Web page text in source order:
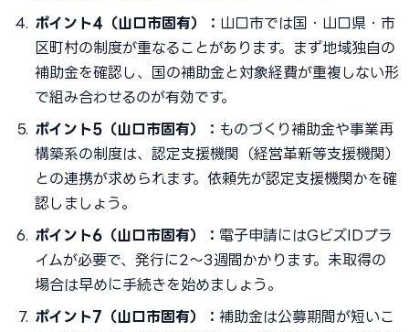
ポイント4（山口市固有）： 山口市では国・山口県・市
区町村の制度が重なることがあります。まず地域独自の
補助金を確認し、国の補助金と対象経費が重複しない形
で組み合わせるのが有効です。
ポイント5（山口市固有）： ものづくり補助金や事業再
構築系の制度は、認定支援機関（経営革新等支援機関）
との連携が求められます。依頼先が認定支援機関かを確
認しましょう。
ポイント6（山口市固有）： 電子申請にはGビズIDプラ
イムが必要で、発行に2〜3週間かかります。未取得の
場合は早めに手続きを始めましょう。
ポイント7（山口市固有）： 補助金は公募期間が短いこ